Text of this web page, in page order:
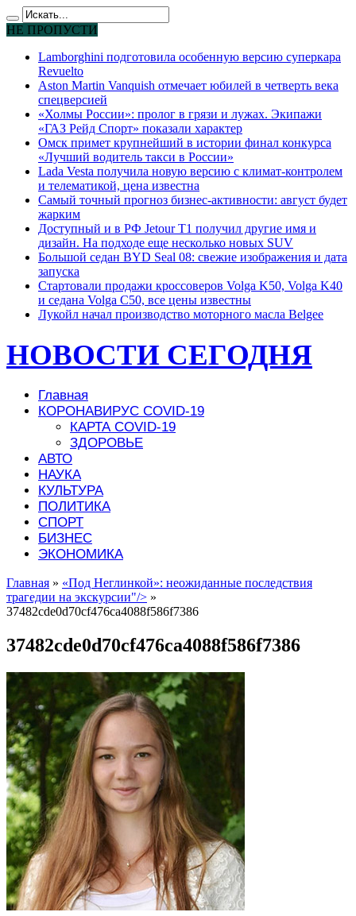
НЕ ПРОПУСТИ
Lamborghini подготовила особенную версию суперкара
Revuelto
Aston Martin Vanquish отмечает юбилей в четверть века
спецверсией
«Холмы России»: пролог в грязи и лужах. Экипажи
«ГАЗ Рейд Спорт» показали характер
Омск примет крупнейший в истории финал конкурса
«Лучший водитель такси в России»
Lada Vesta получила новую версию с климат-контролем
и телематикой, цена известна
Самый точный прогноз бизнес-активности: август будет
жарким
Доступный и в РФ Jetour T1 получил другие имя и
дизайн. На подходе еще несколько новых SUV
Большой седан BYD Seal 08: свежие изображения и дата
запуска
Стартовали продажи кроссоверов Volga K50, Volga K40
и седана Volga C50, все цены известны
Лукойл начал производство моторного масла Belgee
НОВОСТИ СЕГОДНЯ
Главная
КОРОНАВИРУС COVID-19
КАРТА COVID-19
ЗДОРОВЬЕ
АВТО
НАУКА
КУЛЬТУРА
ПОЛИТИКА
СПОРТ
БИЗНЕС
ЭКОНОМИКА
Главная » «Под Неглинкой»: неожиданные последствия
трагедии на экскурсии"/> »
37482cde0d70cf476ca4088f586f7386
37482cde0d70cf476ca4088f586f7386